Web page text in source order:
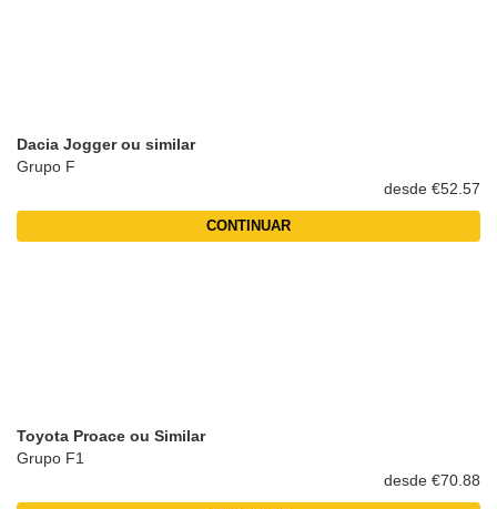
Dacia Jogger ou similar
Grupo F
desde €52.57
CONTINUAR
Toyota Proace ou Similar
Grupo F1
desde €70.88